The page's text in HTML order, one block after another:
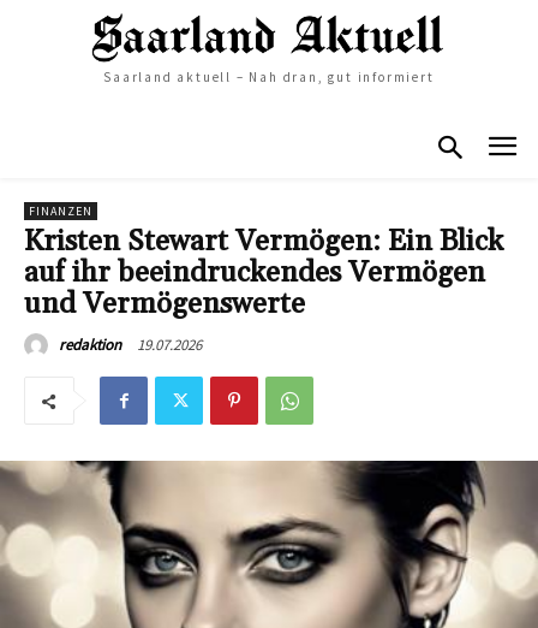
Saarland aktuell – Nah dran, gut informiert
FINANZEN
Kristen Stewart Vermögen: Ein Blick
auf ihr beeindruckendes Vermögen
und Vermögenswerte
redaktion 19.07.2026